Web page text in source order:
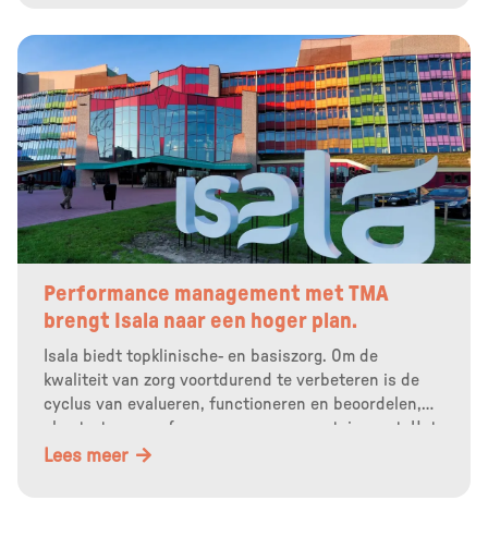
Performance management met TMA
brengt Isala naar een hoger plan.
Isala biedt topklinische- en basiszorg. Om de
kwaliteit van zorg voortdurend te verbeteren is de
cyclus van evalueren, functioneren en beoordelen,
als start van performance management, ingezet. Het
begint zodra iemand in dienst komt.
Lees meer